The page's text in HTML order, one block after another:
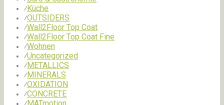
⁄Küche
⁄OUTSIDERS
⁄Wall2Floor Top Coat
⁄Wall2Floor Top Coat Fine
⁄Wohnen
⁄Uncategorized
⁄METALLICS
⁄MINERALS
⁄OXIDATION
⁄CONCRETE